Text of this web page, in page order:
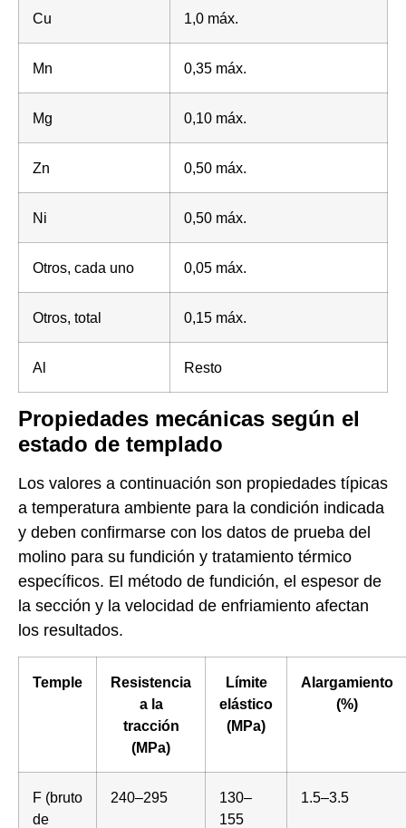
Cu 1,0 máx.
Mn 0,35 máx.
Mg 0,10 máx.
Zn 0,50 máx.
Ni 0,50 máx.
Otros, cada uno 0,05 máx.
Otros, total 0,15 máx.
Al Resto
Propiedades mecánicas según el
estado de templado
Los valores a continuación son propiedades típicas
a temperatura ambiente para la condición indicada
y deben confirmarse con los datos de prueba del
molino para su fundición y tratamiento térmico
específicos. El método de fundición, el espesor de
la sección y la velocidad de enfriamiento afectan
los resultados.
Temple
Resistencia
a la
tracción
(MPa)
Límite
elástico
(MPa)
Alargamiento
(%)
F (bruto
de
240–295
130–
155
1.5–3.5